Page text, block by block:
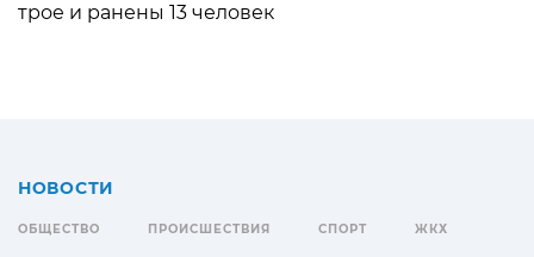
трое и ранены 13 человек
НОВОСТИ
ОБЩЕСТВО ПРОИСШЕСТВИЯ СПОРТ ЖКХ